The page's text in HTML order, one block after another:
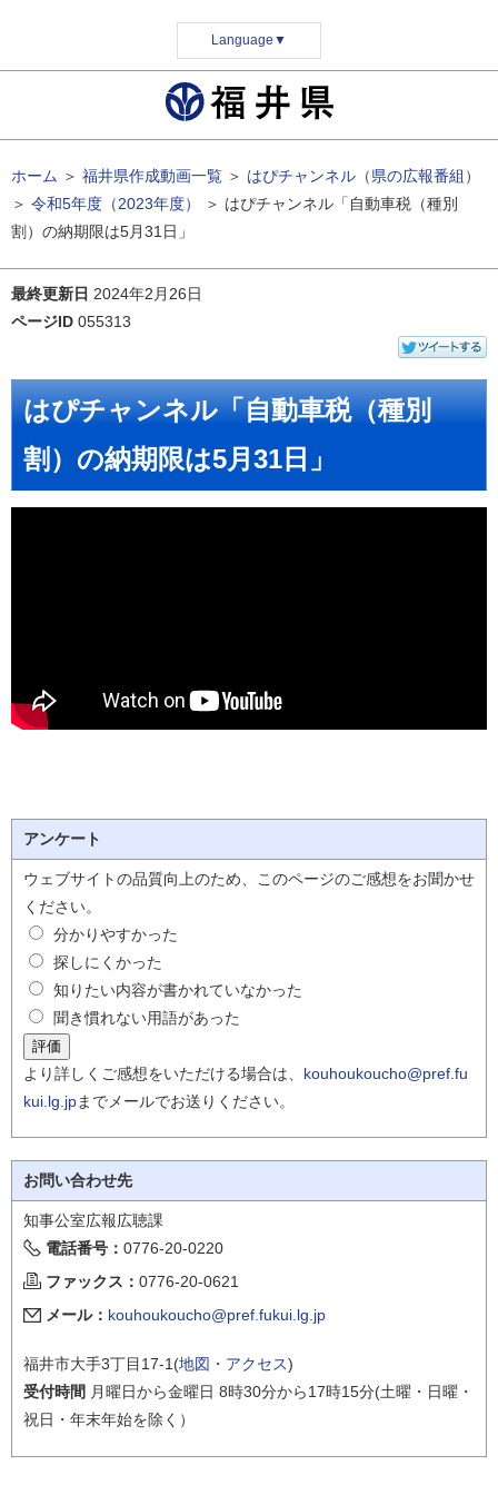
Language ▼
ホーム ＞ 福井県作成動画一覧 ＞ はぴチャンネル（県の広報番組）
＞ 令和5年度（2023年度） ＞ はぴチャンネル「自動車税（種別
割）の納期限は5月31日」
最終更新日 2024年2月26日
ページID 055313
はぴチャンネル「自動車税（種別
割）の納期限は5月31日」
アンケート
ウェブサイトの品質向上のため、このページのご感想をお聞かせ
ください。
分かりやすかった
探しにくかった
知りたい内容が書かれていなかった
聞き慣れない用語があった
より詳しくご感想をいただける場合は、 kouhoukoucho@pref.fu
kui.lg.jpまでメールでお送りください。
お問い合わせ先
知事公室広報広聴課
電話番号： 0776-20-0220
ファックス： 0776-20-0621
メール： kouhoukoucho@pref.fukui.lg.jp
福井市大手3丁目17-1(地図・アクセス)
受付時間 月曜日から金曜日 8時30分から17時15分(土曜・日曜・
祝日・年末年始を除く）